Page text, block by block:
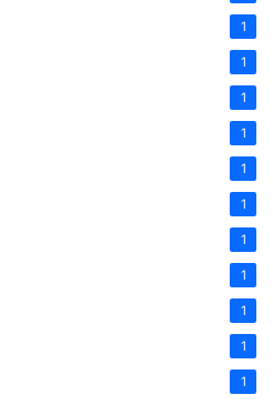
1
1
1
1
1
1
1
1
1
1
1